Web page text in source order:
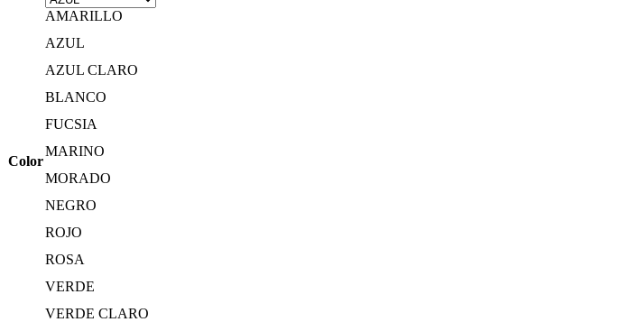
Color
AMARILLO
AZUL
AZUL CLARO
BLANCO
FUCSIA
MARINO
MORADO
NEGRO
ROJO
ROSA
VERDE
VERDE CLARO